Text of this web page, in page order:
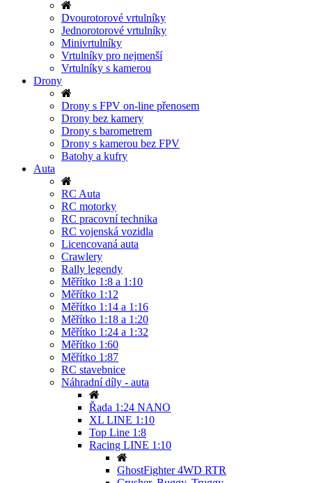
Dvourotorové vrtulníky
Jednorotorové vrtulníky
Minivrtulníky
Vrtulníky pro nejmenší
Vrtulníky s kamerou
Drony
Drony s FPV on-line přenosem
Drony bez kamery
Drony s barometrem
Drony s kamerou bez FPV
Batohy a kufry
Auta
RC Auta
RC motorky
RC pracovní technika
RC vojenská vozidla
Licencovaná auta
Crawlery
Rally legendy
Měřítko 1:8 a 1:10
Měřítko 1:12
Měřítko 1:14 a 1:16
Měřítko 1:18 a 1:20
Měřítko 1:24 a 1:32
Měřítko 1:60
Měřítko 1:87
RC stavebnice
Náhradní díly - auta
Řada 1:24 NANO
XL LINE 1:10
Top Line 1:8
Racing LINE 1:10
GhostFighter 4WD RTR